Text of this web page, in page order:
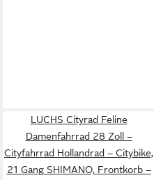
LUCHS Cityrad Feline
Damenfahrrad 28 Zoll –
Cityfahrrad Hollandrad – Citybike,
21 Gang SHIMANO, Frontkorb –